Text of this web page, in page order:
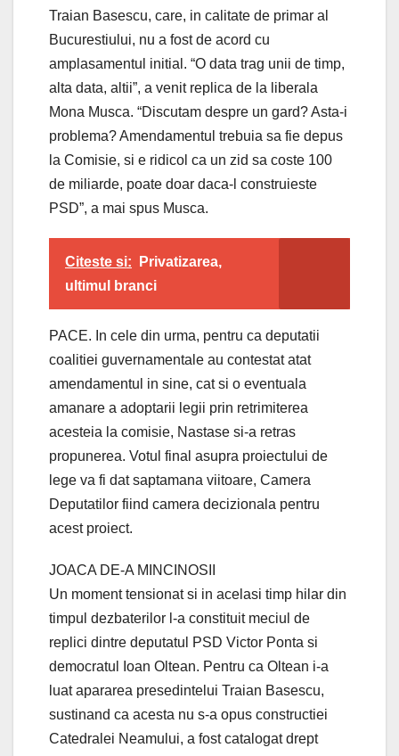
Traian Basescu, care, in calitate de primar al
Bucurestiului, nu a fost de acord cu
amplasamentul initial. “O data trag unii de timp,
alta data, altii”, a venit replica de la liberala
Mona Musca. “Discutam despre un gard? Asta-i
problema? Amendamentul trebuia sa fie depus
la Comisie, si e ridicol ca un zid sa coste 100
de miliarde, poate doar daca-l construieste
PSD”, a mai spus Musca.
Citeste si:
Privatizarea,
ultimul branci
PACE. In cele din urma, pentru ca deputatii
coalitiei guvernamentale au contestat atat
amendamentul in sine, cat si o eventuala
amanare a adoptarii legii prin retrimiterea
acesteia la comisie, Nastase si-a retras
propunerea. Votul final asupra proiectului de
lege va fi dat saptamana viitoare, Camera
Deputatilor fiind camera decizionala pentru
acest proiect.
JOACA DE-A MINCINOSII
Un moment tensionat si in acelasi timp hilar din
timpul dezbaterilor l-a constituit meciul de
replici dintre deputatul PSD Victor Ponta si
democratul Ioan Oltean. Pentru ca Oltean i-a
luat apararea presedintelui Traian Basescu,
sustinand ca acesta nu s-a opus constructiei
Catedralei Neamului, a fost catalogat drept